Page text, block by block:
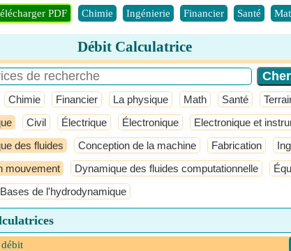
PDF Chimie Ingénierie Financier Santé
Débit Calculatrice
Chimie Financier La physique Math Santé
Civil Électrique Électronique Electronique et
des fluides Conception de la machine Fabrication
mouvement Dynamique des fluides computationnelle
Bases de l'hydrodynamique